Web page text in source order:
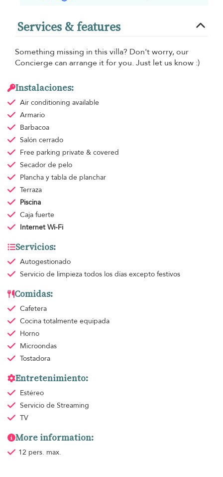
Services & features
Something missing in this villa? Don't worry, our
Concierge can arrange it for you. Just let us know :)
Instalaciones:
Air conditioning available
Armario
Barbacoa
Salón cerrado
Free parking private & covered
Secador de pelo
Plancha y tabla de planchar
Terraza
Piscina
Caja fuerte
Internet Wi-Fi
Servicios:
Autogestionado
Servicio de limpieza todos los días excepto festivos
Comidas:
Cafetera
Cocina totalmente equipada
Horno
Microondas
Tostadora
Entretenimiento:
Estéreo
Servicio de Streaming
TV
More information:
12 pers. max.